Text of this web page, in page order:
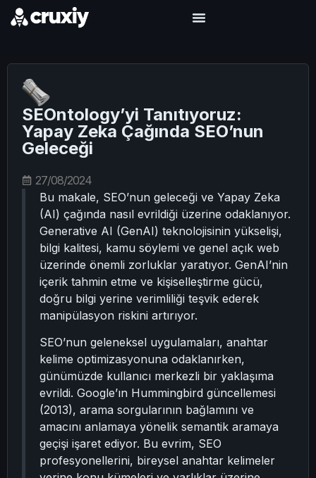
SEOntology’yi Tanıtıyoruz:
Yapay Zeka Çağında SEO’nun
Geleceği
27/08/2024
Bu makale, SEO’nun geleceği ve Yapay Zeka
(AI) çağında nasıl evrildiği üzerine odaklanıyor.
Generative AI (GenAI) teknolojisinin yükselişi,
bilgi kalitesi, kamu söylemi ve genel açık web
üzerinde önemli zorluklar yaratıyor. GenAI’nin
içerik tahmin etme ve kişiselleştirme gücü,
doğru bilgi yerine verimliliği teşvik ederek
manipülasyon riskini artırıyor.
SEO’nun geleneksel uygulamaları, anahtar
kelime optimizasyonuna odaklanırken,
günümüzde kullanıcı merkezli bir yaklaşıma
evrildi. Google’ın Hummingbird güncellemesi
(2013), arama sorgularının bağlamını ve
amacını anlamaya yönelik semantik aramaya
geçişi işaret ediyor. Bu evrim, SEO
profesyonellerini, bireysel anahtar kelimeler